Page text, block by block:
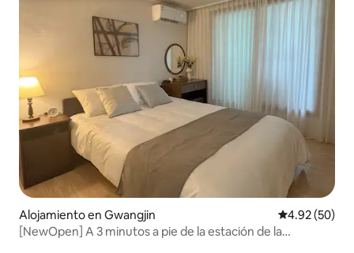
Alojamiento en Gwangjin Calificación
4.92 (50)
[NewOpen] A 3 minutos a pie de la estación de la